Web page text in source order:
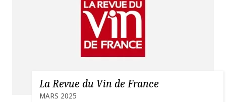
La Revue du Vin de France
MARS 2025